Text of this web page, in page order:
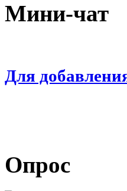
Мини-чат
Для
Опрос